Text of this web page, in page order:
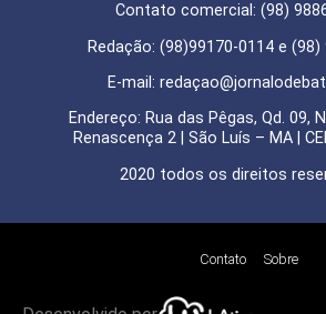
Contato comercial: (98)
Redação: (98)99170-0114 e (98)
E-mail:
Endereço: Rua das Pêgas, Qd. 09,
Renascença 2 | São Luís – MA |
2020 todos os direitos
Contato Sobre